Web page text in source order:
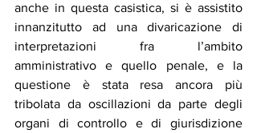
anche in questa casistica, si è assistito
innanzitutto ad una divaricazione di
interpretazioni fra l’ambito
amministrativo e quello penale, e la
questione è stata resa ancora più
tribolata da oscillazioni da parte degli
organi di controllo e di giurisdizione